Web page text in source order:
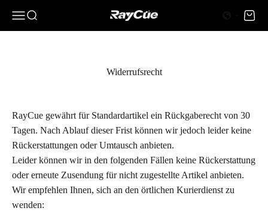
MenüSuche RayCue
0 Artikel
0
Widerrufsrecht
RayCue gewährt für Standardartikel ein Rückgaberecht von 30
Tagen. Nach Ablauf dieser Frist können wir jedoch leider keine
Rückerstattungen oder Umtausch anbieten.
Leider können wir in den folgenden Fällen keine Rückerstattung
oder erneute Zusendung für nicht zugestellte Artikel anbieten.
Wir empfehlen Ihnen, sich an den örtlichen Kurierdienst zu
wenden: